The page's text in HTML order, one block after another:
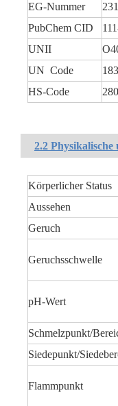
EG-Nummer
PubChem CID
UNII
UN Code
HS-Code
2.2 Physikalische
Körperlicher Status
Aussehen
Geruch
Geruchsschwelle
pH-Wert
Schmelzpunkt/
Siedepunkt/
Flammpunkt